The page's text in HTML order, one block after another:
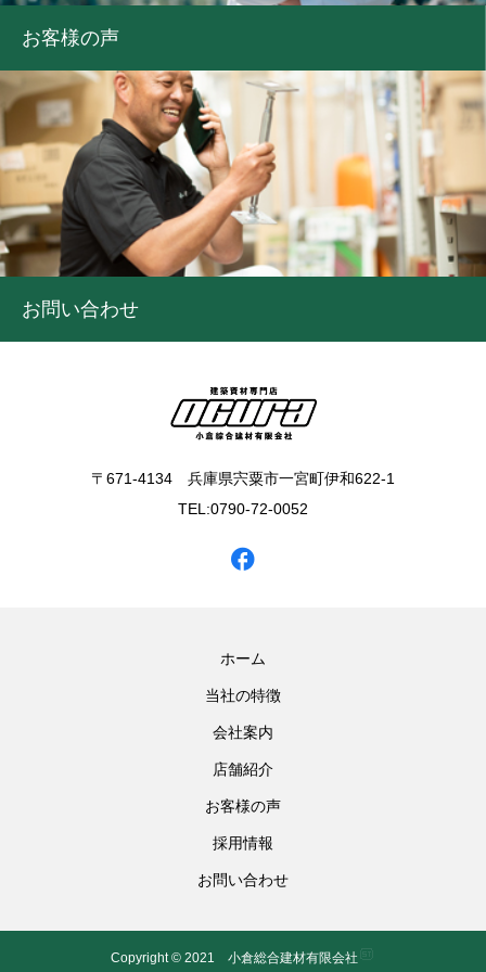
お客様の声
お問い合わせ
〒671-4134 兵庫県宍粟市一宮町伊和622-1
TEL:0790-72-0052
ホーム
当社の特徴
会社案内
店舗紹介
お客様の声
採用情報
お問い合わせ
Copyright © 2021 小倉総合建材有限会社